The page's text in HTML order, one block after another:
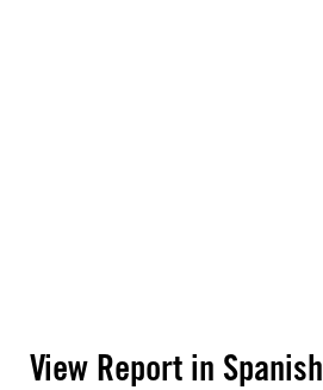
View Report in Spanish